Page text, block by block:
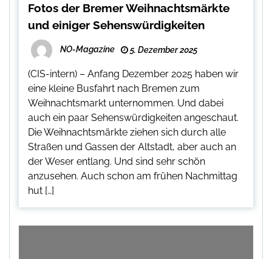
Fotos der Bremer Weihnachtsmärkte
und einiger Sehenswürdigkeiten
NO-Magazine 5. Dezember 2025
(CIS-intern) – Anfang Dezember 2025 haben wir
eine kleine Busfahrt nach Bremen zum
Weihnachtsmarkt unternommen. Und dabei
auch ein paar Sehenswürdigkeiten angeschaut.
Die Weihnachtsmärkte ziehen sich durch alle
Straßen und Gassen der Altstadt, aber auch an
der Weser entlang. Und sind sehr schön
anzusehen. Auch schon am frühen Nachmittag
hut […]